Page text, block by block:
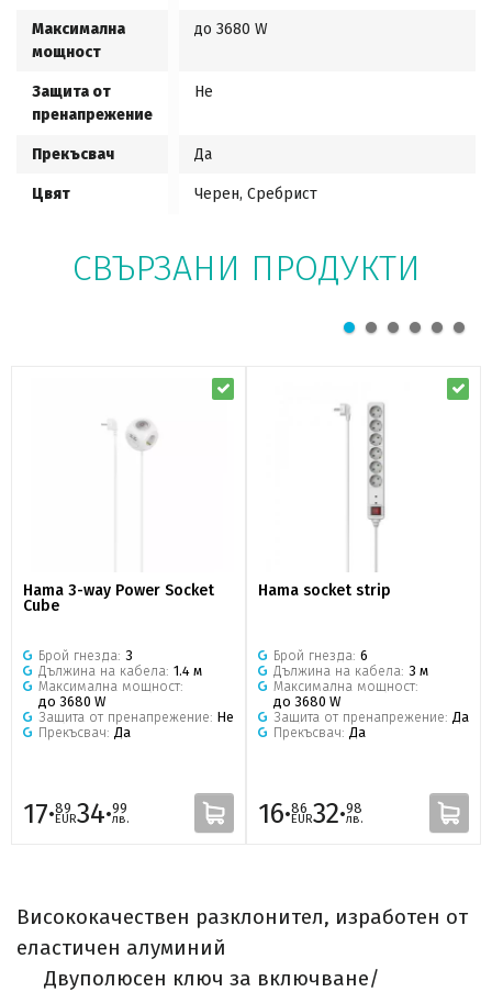
Максимална
мощност
до 3680 W
Защита от
пренапрежение
Не
Прекъсвач Да
Цвят Черен, Сребрист
СВЪРЗАНИ ПРОДУКТИ
Hama 3-way Power Socket
Cube
Брой гнезда: 3
Дължина на кабела: 1.4 м
Максимална мощност:
до 3680 W
Защита от пренапрежение: Не
Прекъсвач: Да
17·89
EUR34·99
лв.
Hama socket strip
Брой гнезда: 6
Дължина на кабела: 3 м
Максимална мощност:
до 3680 W
Защита от пренапрежение: Да
Прекъсвач: Да
16·86
EUR32·98
лв.
Висококачествен разклонител, изработен от
еластичен алуминий
Двуполюсен ключ за включване/